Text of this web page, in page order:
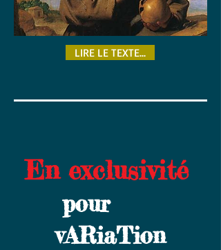
LIRE LE TEXTE...
En exclusivité
vARiaTion